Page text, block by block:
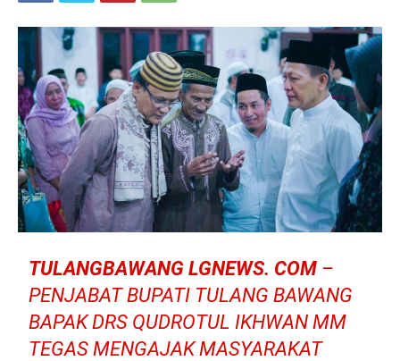
TULANGBAWANG LGNEWS. COM –
PENJABAT BUPATI TULANG BAWANG
BAPAK DRS QUDROTUL IKHWAN MM
TEGAS MENGAJAK MASYARAKAT